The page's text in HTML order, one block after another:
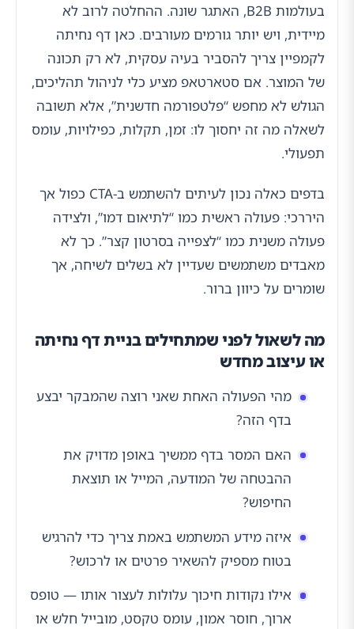
בעולמות B2B, האתגר שונה. ההחלטה לרוב לא
מיידית, ויש יותר גורמים מעורבים. כאן דף נחיתה
לקמפיין צריך להסביר בעיה עסקית, לא רק תכונה
של המוצר. אם סטארטאפ מציע כלי לניהול תהליכים,
הגולש לא מחפש “פלטפורמה חדשנית”, אלא תשובה
לשאלה מה זה יחסוך לו: זמן, תקלות, כפילויות, עומס
תפעולי.
בדפים כאלה נכון לעיתים להשתמש ב-CTA כפול אך
היררכי: פעולה ראשית כמו “לתיאום דמו”, ולצידה
פעולה משנית כמו “לצפייה בסרטון קצר”. כך לא
מאבדים משתמשים שעדיין לא בשלים לשיחה, אך
שומרים על כיוון ברור.
מה לשאול לפני שמתחילים בניית דף נחיתה
או עיצוב מחדש
מהי הפעולה האחת שאני רוצה שהמבקר יבצע
בדף הזה?
האם המסר בדף ממשיך באופן מדויק את
ההבטחה של המודעה, המייל או תוצאת
החיפוש?
איזה מידע המשתמש באמת צריך כדי להרגיש
בטוח מספיק להשאיר פרטים או לרכוש?
אילו נקודות חיכוך עלולות לעצור אותו — טופס
ארוך, חוסר אמון, עומס טקסט, מובייל חלש או